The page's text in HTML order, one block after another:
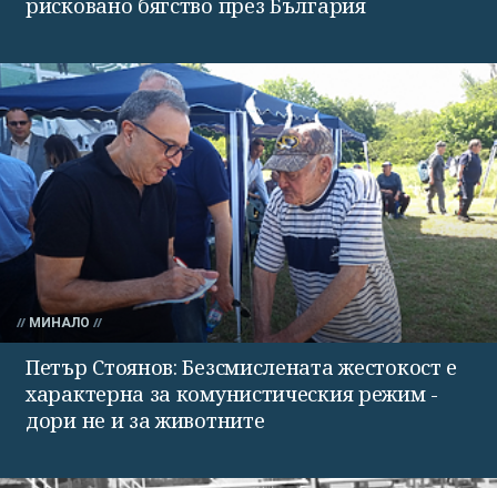
МИНАЛО
Петър Стоянов: Безсмислената жестокост е
характерна за комунистическия режим -
дори не и за животните